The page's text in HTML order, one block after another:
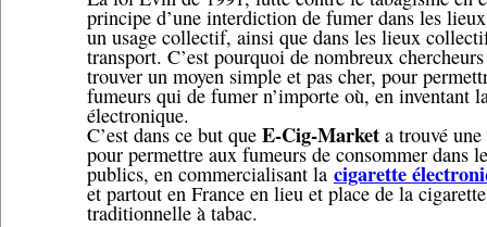
principe d’une interdiction de fumer dans les
un usage collectif, ainsi que dans les lieux
transport. C’est pourquoi de nombreux
trouver un moyen simple et pas cher, pour
fumeurs qui de fumer n’importe où, en inventant
électronique.
C’est dans ce but que E-Cig-Market a trouvé
pour permettre aux fumeurs de consommer dans
publics, en commercialisant la cigarette
et partout en France en lieu et place de la cigarette
traditionnelle à tabac.